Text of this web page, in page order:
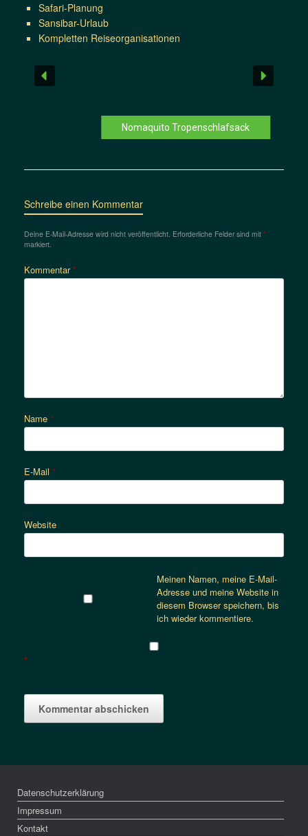
Safari-Planung
Sansibar-Urlaub
Kompletten Reiseorganisationen
Nomaquito Tropenschlafsack
Schreibe einen Kommentar
Deine E-Mail-Adresse wird nicht veröffentlicht. Erforderliche Felder sind mit *
markiert.
Kommentar*
Name *
E-Mail *
Website
Meinen Namen, meine E-Mail-
Adresse und meine Website in
diesem Browser speichern, bis
ich wieder kommentiere.
*
Datenschutzerklärung
Impressum
Kontakt